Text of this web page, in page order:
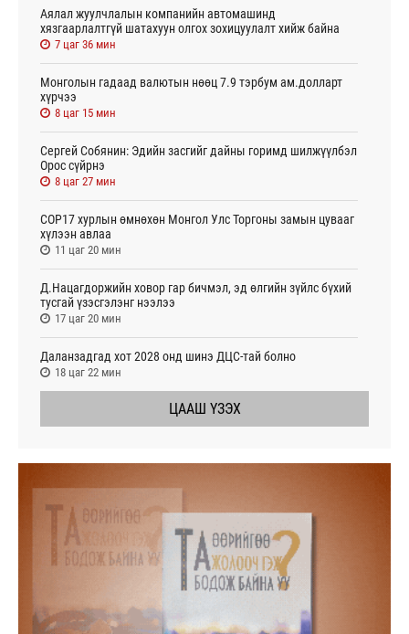
Аялал жуулчлалын компанийн автомашинд
хязгаарлалтгүй шатахуун олгох зохицуулалт хийж байна
7 цаг 36 мин
Монголын гадаад валютын нөөц 7.9 тэрбум ам.долларт
хүрчээ
8 цаг 15 мин
Сергей Собянин: Эдийн засгийг дайны горимд шилжүүлбэл
Орос сүйрнэ
8 цаг 27 мин
COP17 хурлын өмнөхөн Монгол Улс Торгоны замын цувааг
хүлээн авлаа
11 цаг 20 мин
Д.Нацагдоржийн ховор гар бичмэл, эд өлгийн зүйлс бүхий
тусгай үзэсгэлэнг нээлээ
17 цаг 20 мин
Даланзадгад хот 2028 онд шинэ ДЦС-тай болно
18 цаг 22 мин
ЦААШ ҮЗЭХ